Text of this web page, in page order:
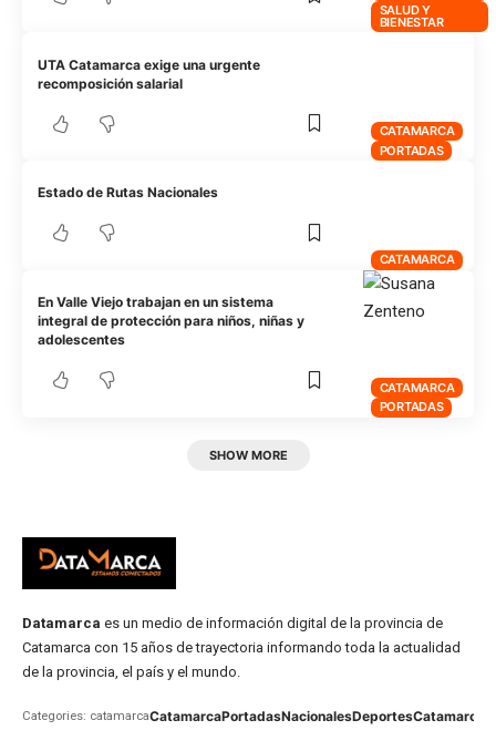
SALUD Y
BIENESTAR
CATAMARCA
PORTADAS
UTA Catamarca exige una urgente
recomposición salarial
CATAMARCA
Estado de Rutas Nacionales
CATAMARCA
PORTADAS
En Valle Viejo trabajan en un sistema
integral de protección para niños, niñas y
adolescentes
SHOW MORE
Datamarca es un medio de información digital de la provincia de
Catamarca con 15 años de trayectoria informando toda la actualidad
de la provincia, el país y el mundo.
Categories: catamarcaCatamarcaPortadasNacionalesDeportesCatamarca